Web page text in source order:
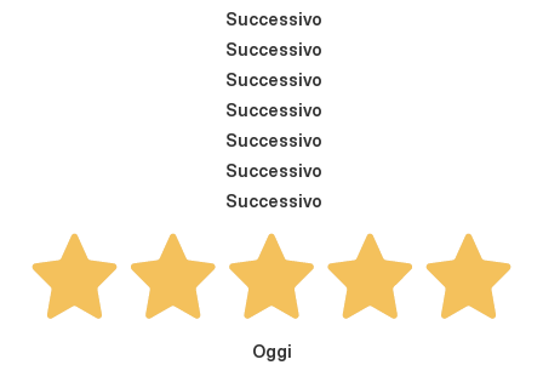
Successivo
Successivo
Successivo
Successivo
Successivo
Successivo
Successivo
Oggi